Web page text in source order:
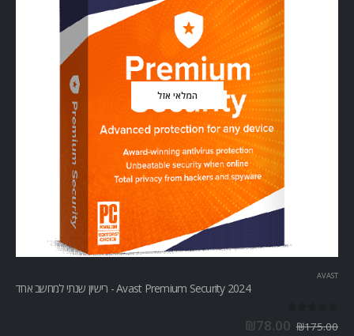
המלאי אזל
AVAST
Avast Premium Security 2024 - רישיון שנתי למחשב אחד
₪175.00
₪78.00